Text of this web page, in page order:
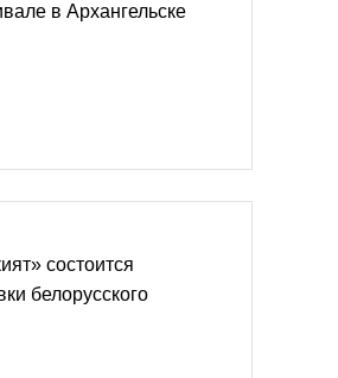
в Архангельске
состоится
белорусского